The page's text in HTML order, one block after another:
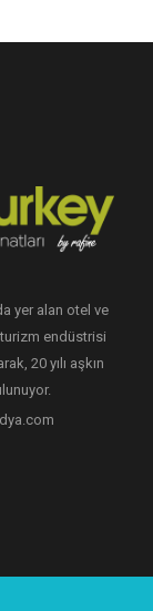
yer alan otel ve
endüstrisi
20 yılı aşkın